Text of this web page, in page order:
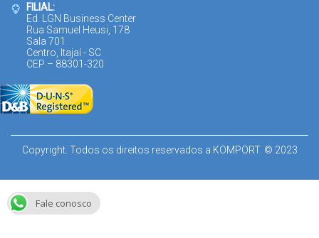
FILIAL:
Ed. LGN Business Center
Rua Samuel Heusi, 178
Sala 701
Centro, Itajaí - SC
CEP – 88301-320
Copyright. Todos os direitos reservados a KOMPORT. © 2023
Fale conosco